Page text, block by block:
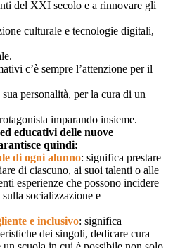
del XXI secolo e a rinnovare gli
culturale e tecnologie digitali,
c’è sempre l’attenzione per il
personalità, per la cura di un
imparando insieme.
educativi delle nuove
quindi:
di ogni alunno: significa prestare
di ciascuno, ai suoi talenti o alle
esperienze che possono incidere
socializzazione e
e inclusivo: significa
dei singoli, dedicare cura